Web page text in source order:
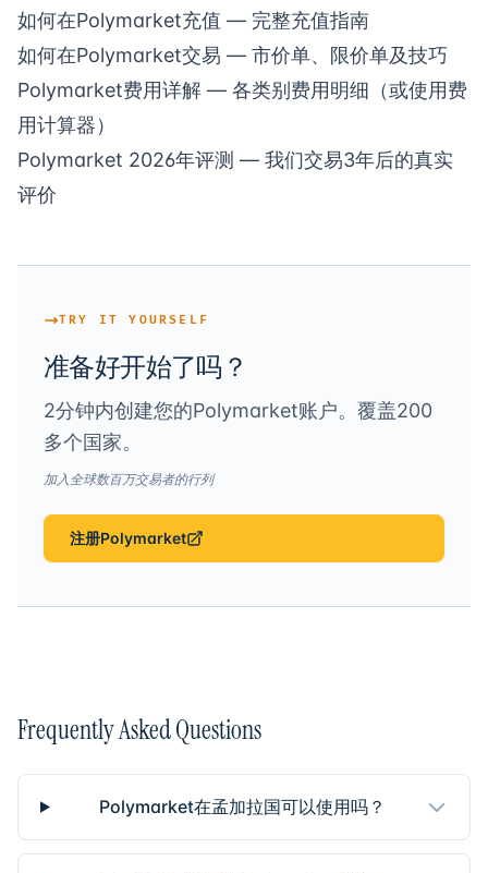
如何在Polymarket充值 — 完整充值指南
如何在Polymarket交易 — 市价单、限价单及技巧
Polymarket费用详解 — 各类别费用明细（或使用费
用计算器）
Polymarket 2026年评测 — 我们交易3年后的真实
评价
TRY IT YOURSELF
准备好开始了吗？
2分钟内创建您的Polymarket账户。覆盖200
多个国家。
加入全球数百万交易者的行列
注册Polymarket
Frequently Asked Questions
Polymarket在孟加拉国可以使用吗？